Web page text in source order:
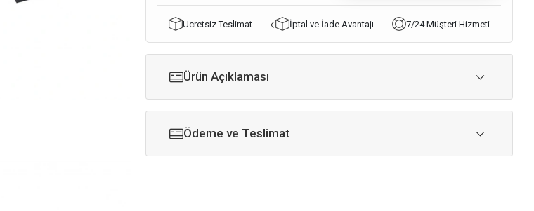
Ücretsiz Teslimat İptal ve İade Avantajı 7/24 Müşteri Hizmeti
Ürün Açıklaması
Ödeme ve Teslimat